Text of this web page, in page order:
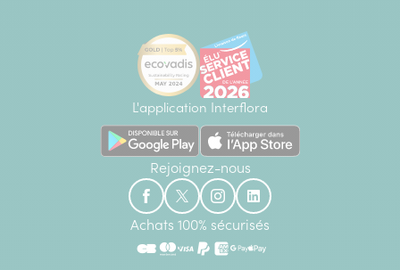
L'application Interflora
Rejoignez-nous
Achats 100% sécurisés